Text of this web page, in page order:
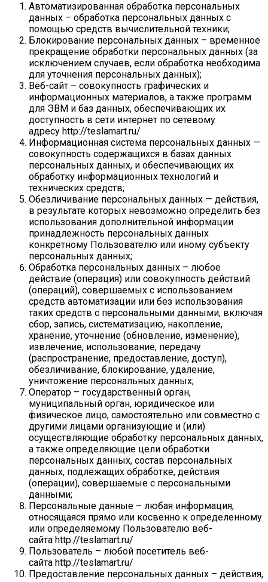
Автоматизированная обработка персональных
данных – обработка персональных данных с
помощью средств вычислительной техники;
Блокирование персональных данных – временное
прекращение обработки персональных данных (за
исключением случаев, если обработка необходима
для уточнения персональных данных);
Веб-сайт – совокупность графических и
информационных материалов, а также программ
для ЭВМ и баз данных, обеспечивающих их
доступность в сети интернет по сетевому
адресу http://teslamart.ru/
Информационная система персональных данных —
совокупность содержащихся в базах данных
персональных данных, и обеспечивающих их
обработку информационных технологий и
технических средств;
Обезличивание персональных данных — действия,
в результате которых невозможно определить без
использования дополнительной информации
принадлежность персональных данных
конкретному Пользователю или иному субъекту
персональных данных;
Обработка персональных данных – любое
действие (операция) или совокупность действий
(операций), совершаемых с использованием
средств автоматизации или без использования
таких средств с персональными данными, включая
сбор, запись, систематизацию, накопление,
хранение, уточнение (обновление, изменение),
извлечение, использование, передачу
(распространение, предоставление, доступ),
обезличивание, блокирование, удаление,
уничтожение персональных данных;
Оператор – государственный орган,
муниципальный орган, юридическое или
физическое лицо, самостоятельно или совместно с
другими лицами организующие и (или)
осуществляющие обработку персональных данных,
а также определяющие цели обработки
персональных данных, состав персональных
данных, подлежащих обработке, действия
(операции), совершаемые с персональными
данными;
Персональные данные – любая информация,
относящаяся прямо или косвенно к определенному
или определяемому Пользователю веб-
сайта http://teslamart.ru/
Пользователь – любой посетитель веб-
сайта http://teslamart.ru/
Предоставление персональных данных – действия,